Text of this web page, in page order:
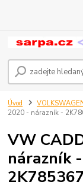
Úvod
2020 - nárazník -
VW
nárazník